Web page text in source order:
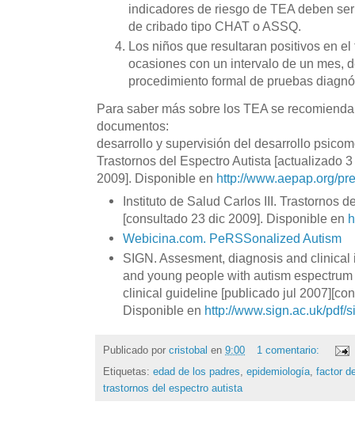
indicadores de riesgo de TEA deben
de cribado tipo CHAT o ASSQ.
Los niños que resultaran positivos en
ocasiones con un intervalo de un mes,
procedimiento formal de pruebas
Para saber más sobre los TEA se
documentos:
desarrollo y supervisión del desarrollo
Trastornos del Espectro Autista [actualizado
2009]. Disponible en http://www.aepap.org/
Instituto de Salud Carlos III. Trastornos
[consultado 23 dic 2009]. Disponible en
Webicina.com. PeRSSonalized Autism
SIGN. Assesment, diagnosis and
and young people with autism
clinical guideline [publicado jul
Disponible en http://www.sign.ac.uk/pdf/
Publicado por cristobal en 9:00
1 comentario:
Etiquetas: edad de los padres epidemiología factor
trastornos del espectro autista